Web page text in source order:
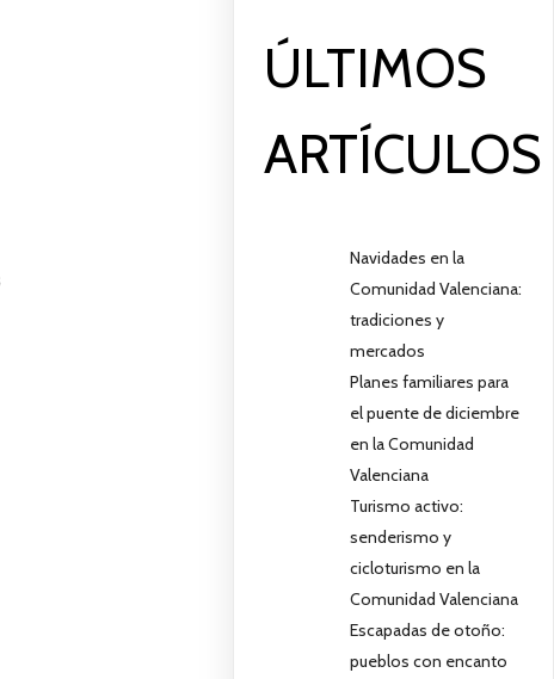
ÚLTIMOS
ARTÍCULOS
Navidades en la
Comunidad Valenciana:
tradiciones y
mercados
Planes familiares para
el puente de diciembre
en la Comunidad
Valenciana
Turismo activo:
senderismo y
cicloturismo en la
Comunidad Valenciana
Escapadas de otoño:
pueblos con encanto